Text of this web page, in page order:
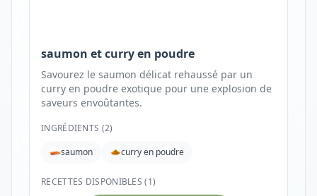
saumon et curry en poudre
Savourez le saumon délicat rehaussé par un
curry en poudre exotique pour une explosion de
saveurs envoûtantes.
INGRÉDIENTS (2)
saumon
curry en poudre
RECETTES DISPONIBLES (1)